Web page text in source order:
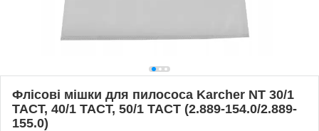
Флісові мішки для пилососа Karcher NT 30/1
TACT, 40/1 TACT, 50/1 TACT (2.889-154.0/2.889-
155.0)